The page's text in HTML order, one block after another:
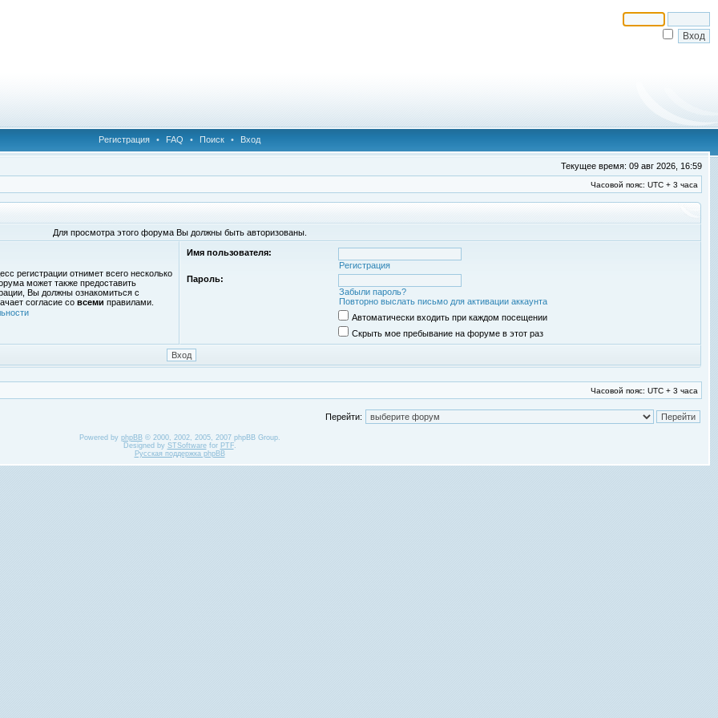
Регистрация • FAQ • Поиск • Вход
Текущее время: 09 авг 2026, 16:59
Часовой пояс: UTC + 3 часа
Для просмотра этого форума Вы должны быть авторизованы.
регистрации отнимет всего несколько
может также предоставить
Вы должны ознакомиться с
согласие со всеми правилами.
Имя пользователя:
Регистрация
Пароль:
Забыли пароль?
Повторно выслать письмо для активации аккаунта
Автоматически входить при каждом посещении
Скрыть мое пребывание на форуме в этот раз
Часовой пояс: UTC + 3 часа
Перейти:
Powered by phpBB© 2000, 2002, 2005, 2007 phpBB Group.
Designed by STSoftwarefor PTF.
Русская поддержка phpBB